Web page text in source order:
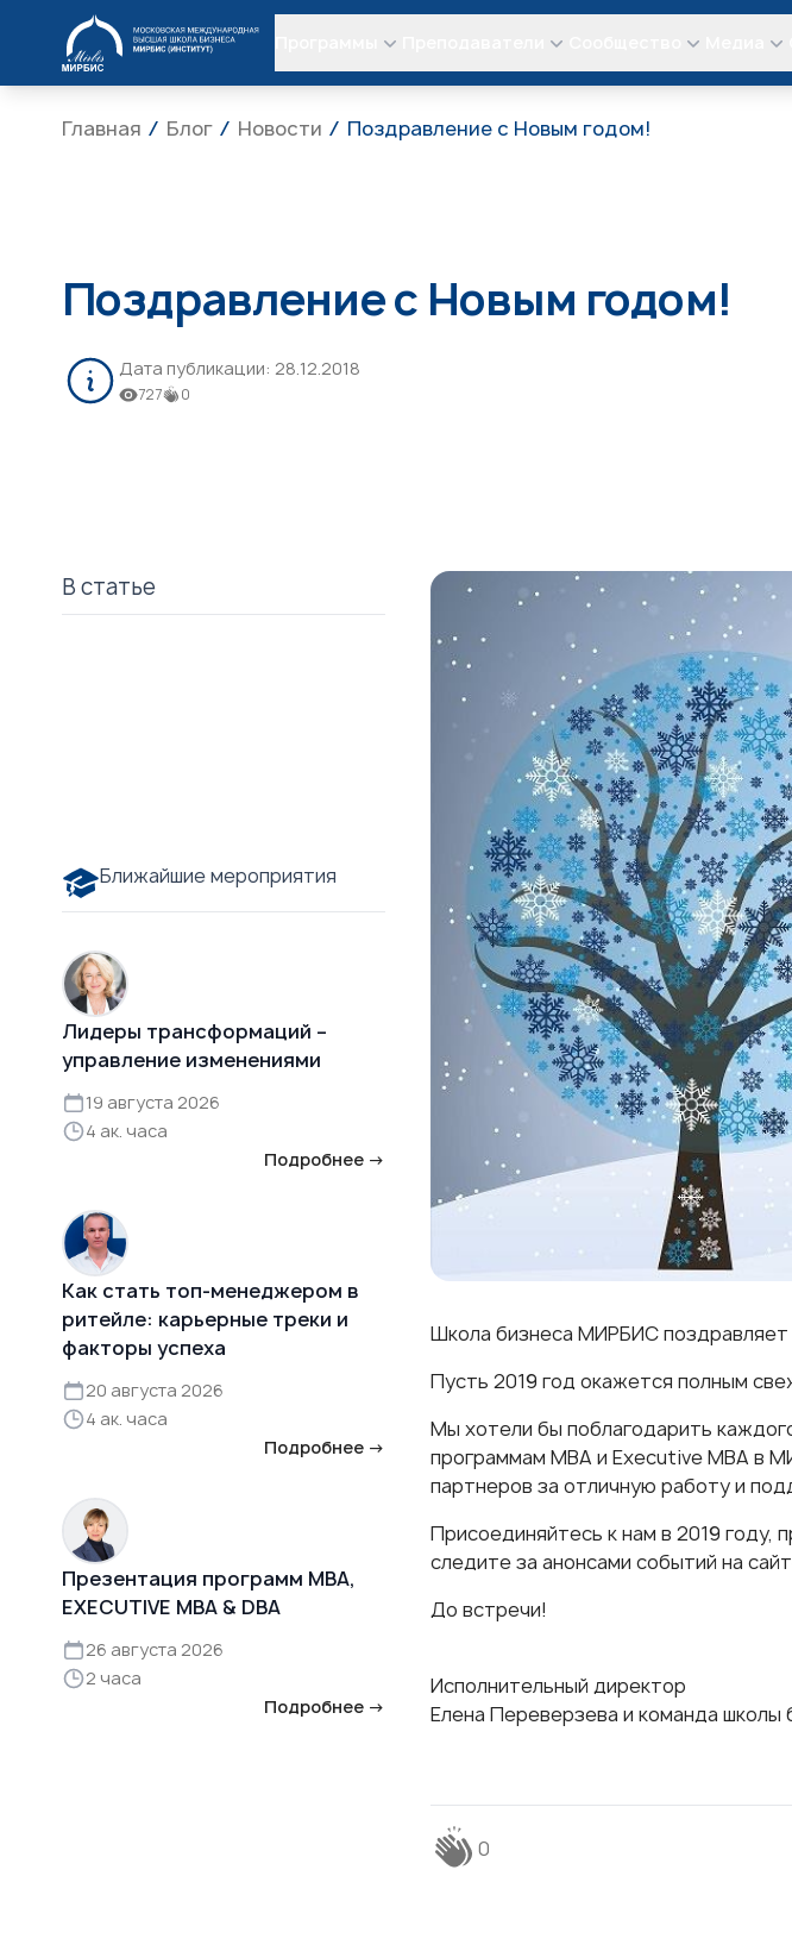
МИРБИС
Главная Блог Новости Поздравление с Новым годом!
Поздравление с Новым годом!
Дата публикации: 28.12.2018
727 0
В статье
Школа бизнеса МИРБИС
Пусть 2019 год окажется полным
Мы хотели бы поблагодарить
программам МВА и Executive MBA в
партнеров за отличную работу и
Присоединяйтесь к нам в 2019 году,
следите за анонсами событий на
До встречи!
Исполнительный директор
Елена Переверзева и команда школы
Ближайшие мероприятия
Лидеры трансформаций –
управление изменениями
19 августа 2026
4 ак. часа
Подробнее →
Как стать топ-менеджером в
ритейле: карьерные треки и
факторы успеха
20 августа 2026
4 ак. часа
Подробнее →
Презентация программ MBA,
EXECUTIVE MBA & DBA
26 августа 2026
2 часа
Подробнее →
0